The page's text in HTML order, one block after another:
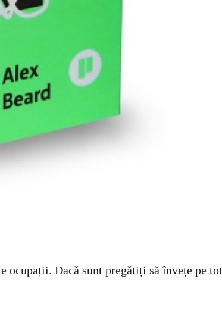
Dacă sunt pregătiți să învețe pe